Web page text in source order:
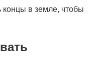
концы в земле, чтобы